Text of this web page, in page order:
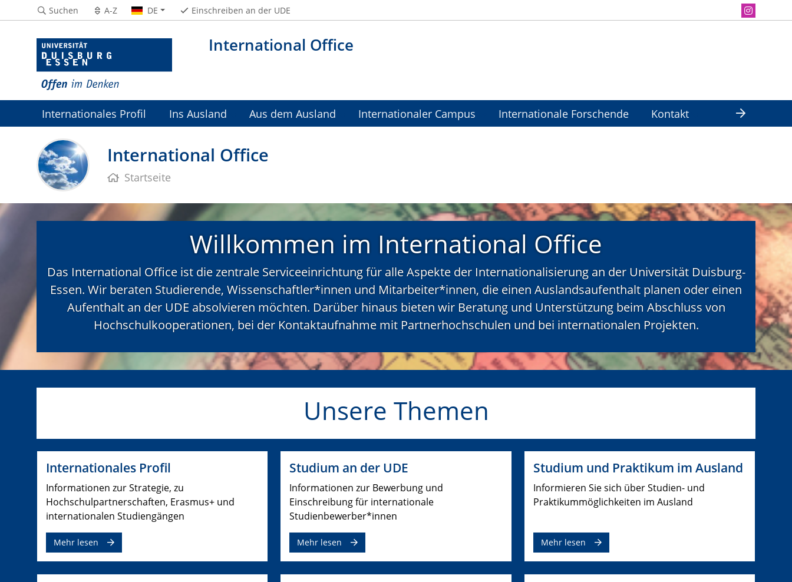
International Office
Suchen A-Z DE Einschreiben an der UDE
Internationales Profil Ins Ausland Aus dem Ausland Internationaler Campus Internationale Forschende
Kontakt
Aktuelles
International Office
Startseite
Willkommen im International Office
Das International Office ist die zentrale Serviceeinrichtung für alle Aspekte der Internationalisierung an der Universität Duisburg-
Essen. Wir beraten Studierende, Wissenschaftler*innen und Mitarbeiter*innen, die einen Auslandsaufenthalt planen oder einen
Aufenthalt an der UDE absolvieren möchten. Darüber hinaus bieten wir Beratung und Unterstützung beim Abschluss von
Hochschulkooperationen, bei der Kontaktaufnahme mit Partnerhochschulen und bei internationalen Projekten.
Unsere Themen
Internationales Profil
Informationen zur Strategie, zu
Hochschulpartnerschaften, Erasmus+ und
internationalen Studiengängen
Mehr lesen
Studium an der UDE
Informationen zur Bewerbung und
Einschreibung für internationale
Studienbewerber*innen
Mehr lesen
Studium und Praktikum im Ausland
Informieren Sie sich über Studien- und
Praktikummöglichkeiten im Ausland
Mehr lesen